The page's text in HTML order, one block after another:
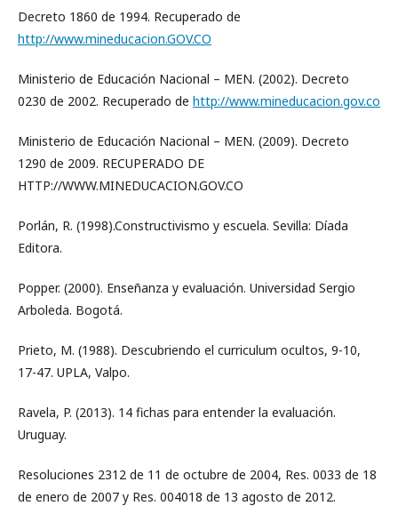
Decreto 1860 de 1994. Recuperado de
http://www.mineducacion.GOV.CO
Ministerio de Educación Nacional – MEN. (2002). Decreto
0230 de 2002. Recuperado de http://www.mineducacion.gov.co
Ministerio de Educación Nacional – MEN. (2009). Decreto
1290 de 2009. RECUPERADO DE
HTTP://WWW.MINEDUCACION.GOV.CO
Porlán, R. (1998).Constructivismo y escuela. Sevilla: Díada
Editora.
Popper. (2000). Enseñanza y evaluación. Universidad Sergio
Arboleda. Bogotá.
Prieto, M. (1988). Descubriendo el curriculum ocultos, 9-10,
17-47. UPLA, Valpo.
Ravela, P. (2013). 14 fichas para entender la evaluación.
Uruguay.
Resoluciones 2312 de 11 de octubre de 2004, Res. 0033 de 18
de enero de 2007 y Res. 004018 de 13 agosto de 2012.